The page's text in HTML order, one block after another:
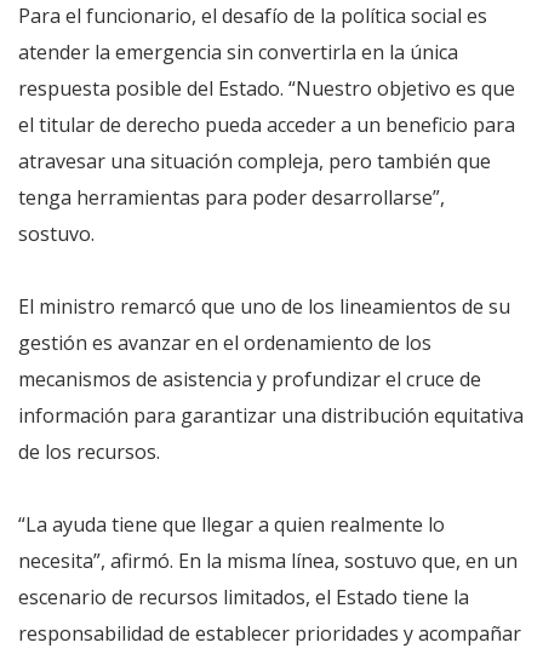
Para el funcionario, el desafío de la política social es
atender la emergencia sin convertirla en la única
respuesta posible del Estado. “Nuestro objetivo es que
el titular de derecho pueda acceder a un beneficio para
atravesar una situación compleja, pero también que
tenga herramientas para poder desarrollarse”,
sostuvo.
El ministro remarcó que uno de los lineamientos de su
gestión es avanzar en el ordenamiento de los
mecanismos de asistencia y profundizar el cruce de
información para garantizar una distribución equitativa
de los recursos.
“La ayuda tiene que llegar a quien realmente lo
necesita”, afirmó. En la misma línea, sostuvo que, en un
escenario de recursos limitados, el Estado tiene la
responsabilidad de establecer prioridades y acompañar